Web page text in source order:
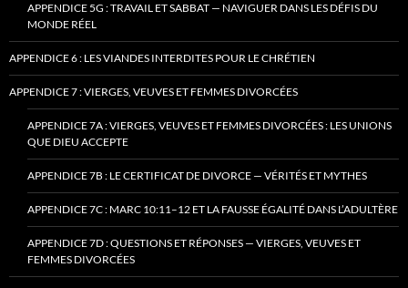
APPENDICE 5G : TRAVAIL ET SABBAT — NAVIGUER DANS LES DÉFIS DU
MONDE RÉEL
APPENDICE 6 : LES VIANDES INTERDITES POUR LE CHRÉTIEN
APPENDICE 7 : VIERGES, VEUVES ET FEMMES DIVORCÉES
APPENDICE 7A : VIERGES, VEUVES ET FEMMES DIVORCÉES : LES UNIONS
QUE DIEU ACCEPTE
APPENDICE 7B : LE CERTIFICAT DE DIVORCE — VÉRITÉS ET MYTHES
APPENDICE 7C : MARC 10:11–12 ET LA FAUSSE ÉGALITÉ DANS L’ADULTÈRE
APPENDICE 7D : QUESTIONS ET RÉPONSES — VIERGES, VEUVES ET
FEMMES DIVORCÉES